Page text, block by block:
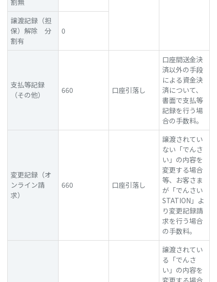
割無
譲渡記録（担
保）解除 分
割有
0
支払等記録
（その他）
660 口座引落し
口座間送金決
済以外の手段
による資金決
済について、
書面で支払等
記録を行う場
合の手数料。
変更記録（オ
ンライン請
求）
660 口座引落し
譲渡されてい
ない「でんさ
い」の内容を
変更する場合
等、お客さま
が「でんさい
STATION」よ
り変更記録請
求を行う場合
の手数料。
譲渡されてい
る「でんさ
い」の内容を
変更する場合